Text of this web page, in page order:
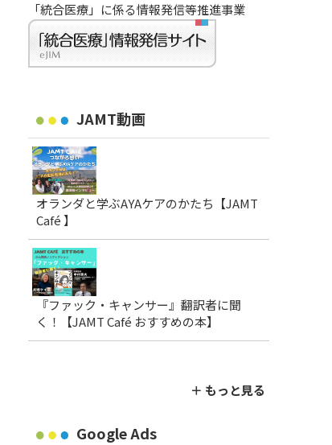
「統合医療」に係る情報発信等推進事業
JAMT動画
オランダと学ぶAYAケアのかたち【JAMT
Café 】
『ファック・キャンサー』翻訳者に聞
く！【JAMT Café おすすめの本】
＋ もっと見る
Google Ads